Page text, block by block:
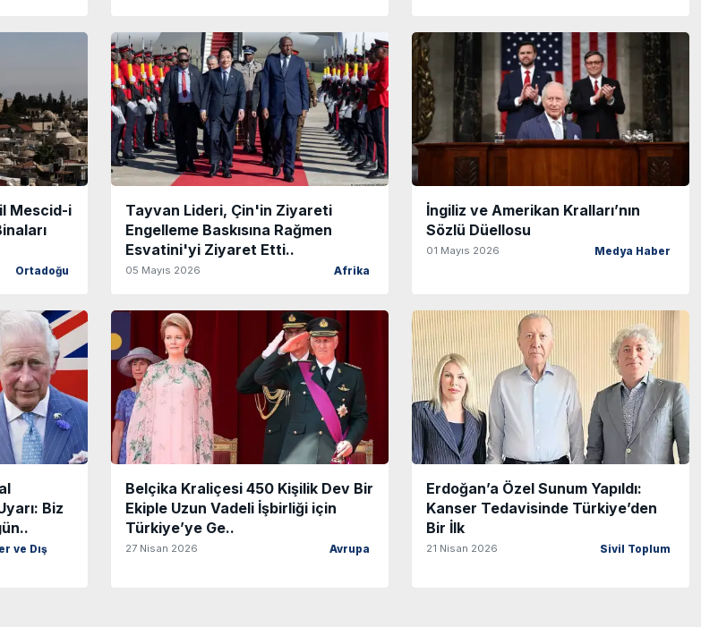
Mescid-i
Ortadoğu
Tayvan Lideri, Çin'in Ziyareti
Engelleme Baskısına Rağmen
Esvatini'yi Ziyaret Etti..
05 Mayıs 2026 Afrika
İngiliz ve Amerikan Kralları’nın
Sözlü Düellosu
01 Mayıs 2026 Medya Haber
Biz
ve Dış
Belçika Kraliçesi 450 Kişilik Dev Bir
Ekiple Uzun Vadeli İşbirliği için
Türkiye’ye Ge..
27 Nisan 2026 Avrupa
Erdoğan’a Özel Sunum Yapıldı:
Kanser Tedavisinde Türkiye’den
Bir İlk
21 Nisan 2026 Sivil Toplum